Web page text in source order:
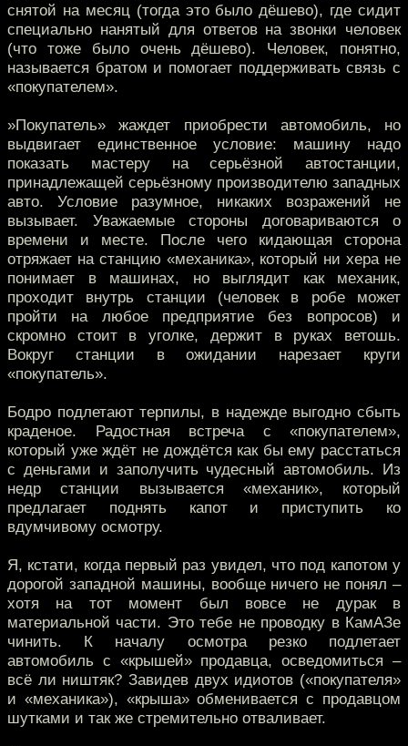
снятой на месяц (тогда это было дёшево), где сидит
специально нанятый для ответов на звонки человек
(что тоже было очень дёшево). Человек, понятно,
называется братом и помогает поддерживать связь с
«покупателем».
»Покупатель» жаждет приобрести автомобиль, но
выдвигает единственное условие: машину надо
показать мастеру на серьёзной автостанции,
принадлежащей серьёзному производителю западных
авто. Условие разумное, никаких возражений не
вызывает. Уважаемые стороны договариваются о
времени и месте. После чего кидающая сторона
отряжает на станцию «механика», который ни хера не
понимает в машинах, но выглядит как механик,
проходит внутрь станции (человек в робе может
пройти на любое предприятие без вопросов) и
скромно стоит в уголке, держит в руках ветошь.
Вокруг станции в ожидании нарезает круги
«покупатель».
Бодро подлетают терпилы, в надежде выгодно сбыть
краденое. Радостная встреча с «покупателем»,
который уже ждёт не дождётся как бы ему расстаться
с деньгами и заполучить чудесный автомобиль. Из
недр станции вызывается «механик», который
предлагает поднять капот и приступить ко
вдумчивому осмотру.
Я, кстати, когда первый раз увидел, что под капотом у
дорогой западной машины, вообще ничего не понял –
хотя на тот момент был вовсе не дурак в
материальной части. Это тебе не проводку в КамАЗе
чинить. К началу осмотра резко подлетает
автомобиль с «крышей» продавца, осведомиться –
всё ли ништяк? Завидев двух идиотов («покупателя»
и «механика»), «крыша» обменивается с продавцом
шутками и так же стремительно отваливает.